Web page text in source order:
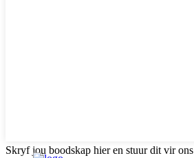
Skryf jou boodskap hier en stuur dit vir ons